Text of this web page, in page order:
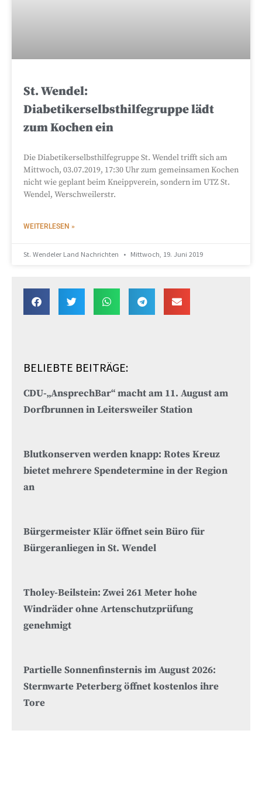
St. Wendel:
Diabetikerselbsthilfegruppe lädt
zum Kochen ein
Die Diabetikerselbsthilfegruppe St. Wendel trifft sich am
Mittwoch, 03.07.2019, 17:30 Uhr zum gemeinsamen Kochen
nicht wie geplant beim Kneippverein, sondern im UTZ St.
Wendel, Werschweilerstr.
WEITERLESEN »
St. Wendeler Land Nachrichten Mittwoch, 19. Juni 2019
BELIEBTE BEITRÄGE:
CDU-„AnsprechBar“ macht am 11. August am
Dorfbrunnen in Leitersweiler Station
Blutkonserven werden knapp: Rotes Kreuz
bietet mehrere Spendetermine in der Region
an
Bürgermeister Klär öffnet sein Büro für
Bürgeranliegen in St. Wendel
Tholey-Beilstein: Zwei 261 Meter hohe
Windräder ohne Artenschutzprüfung
genehmigt
Partielle Sonnenfinsternis im August 2026:
Sternwarte Peterberg öffnet kostenlos ihre
Tore